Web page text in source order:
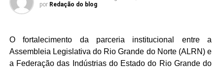
sobre as causas macroeconômicas e os impactos das
políticas de juros. A discussão também lançou luz sobre
importância das micro e pequenas empresas como
pilares de sustentação da economia local.
por Redação do blog
O fortalecimento da parceria institucional entre a
Assembleia Legislativa do Rio Grande do Norte (ALRN) e
a Federação das Indústrias do Estado do Rio Grande do